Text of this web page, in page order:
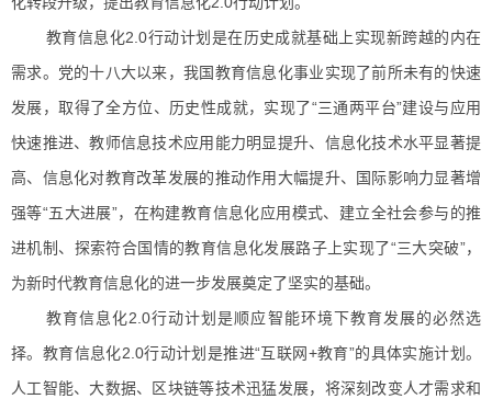
教育信息化2.0行动计划是在历史成就基础上实现新跨越的内在
需求。党的十八大以来，我国教育信息化事业实现了前所未有的快速
发展，取得了全方位、历史性成就，实现了“三通两平台”建设与应用
快速推进、教师信息技术应用能力明显提升、信息化技术水平显著提
高、信息化对教育改革发展的推动作用大幅提升、国际影响力显著增
强等“五大进展”，在构建教育信息化应用模式、建立全社会参与的推
进机制、探索符合国情的教育信息化发展路子上实现了“三大突破”，
为新时代教育信息化的进一步发展奠定了坚实的基础。
教育信息化2.0行动计划是顺应智能环境下教育发展的必然选
择。教育信息化2.0行动计划是推进“互联网+教育”的具体实施计划。
人工智能、大数据、区块链等技术迅猛发展，将深刻改变人才需求和